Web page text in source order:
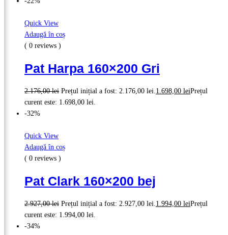
Quick View
Adaugă în coș
( 0 reviews )
Pat Harpa 160×200 Gri
2.176,00lei Prețul inițial a fost: 2.176,00 lei.1.698,00 leiPrețul
curent este: 1.698,00 lei.
-32%
Quick View
Adaugă în coș
( 0 reviews )
Pat Clark 160×200 bej
2.927,00lei Prețul inițial a fost: 2.927,00 lei.1.994,00 leiPrețul
curent este: 1.994,00 lei.
-34%